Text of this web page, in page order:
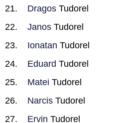
Dragos Tudorel
Janos Tudorel
Ionatan Tudorel
Eduard Tudorel
Matei Tudorel
Narcis Tudorel
Ervin Tudorel